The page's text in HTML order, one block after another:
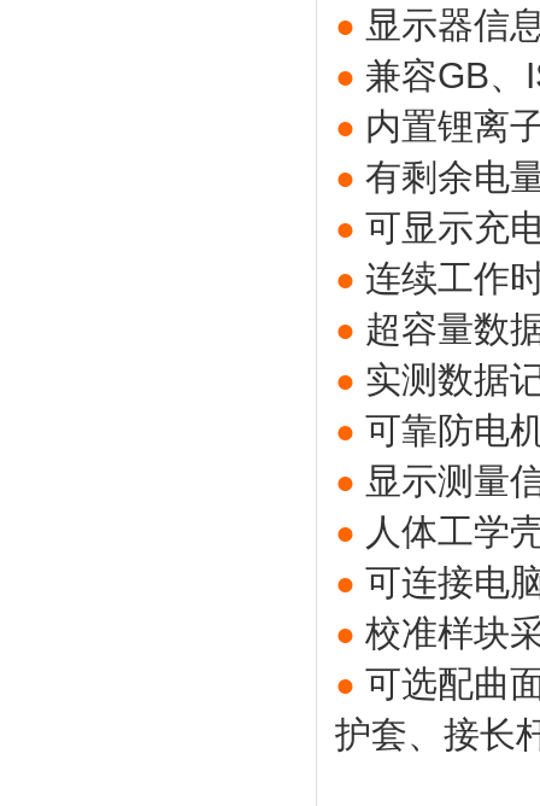
● 显示器信
● 兼容GB、
● 内置锂离
● 有剩余电
● 可显示充
● 连续工作
● 超容量数
● 实测数据
● 可靠防电
● 显示测量
● 人体工学
● 可连接电
● 校准样块
● 可选配曲
护套、接长